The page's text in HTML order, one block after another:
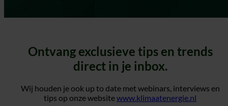
Ontvang exclusieve tips en trends
direct in je inbox.
Wij houden je ook up to date met webinars, interviews en
tips op onze websitewww.klimaatenergie.nl